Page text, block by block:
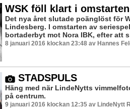
WSK föll klart i omstarten
Det nya året slutade poänglöst för
Lindesberg. I omstarten av
bortaderbyt mot Nora IBK, efter att
8 januari 2016 klockan 23:48 av Hannes
STADSPULS
Häng med när LindeNytts
på centrum.
9 januari 2016 klockan 12:35 av LindeNytt